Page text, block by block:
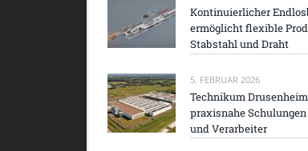
Kontinuierlicher
ermöglicht flexible
Stabstahl und Draht
5. FEBRUAR 2026
Technikum
praxisnahe
und Verarbeiter